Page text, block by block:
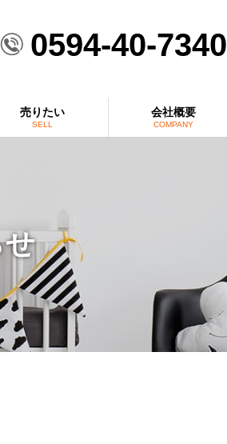
0594-40-7340
売りたい
SELL
会社概要
COMPANY